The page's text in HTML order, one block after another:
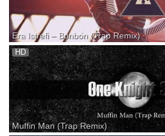
Era Istrefi – Bonbon (Trap Remix)
My fb:
HD
Muffin Man (Trap Remix)